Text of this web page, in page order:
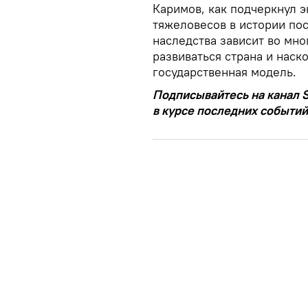
Каримов, как подчеркнул
тяжеловесов в истории
наследства зависит во
развиваться страна и
государственная модель.
Подписывайтесь на канал
в курсе последних